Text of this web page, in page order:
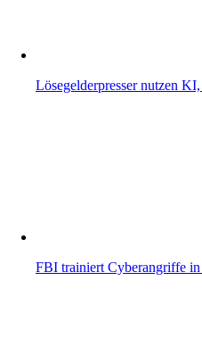
Lösegelderpresser nutzen
FBI trainiert Cyberangriffe